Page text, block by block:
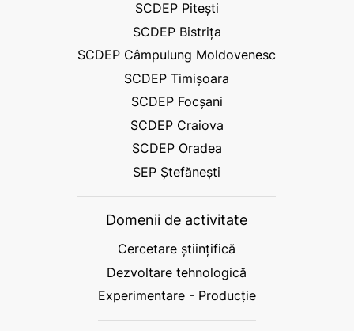
SCDEP Pitești
SCDEP Bistrița
SCDEP Câmpulung Moldovenesc
SCDEP Timișoara
SCDEP Focșani
SCDEP Craiova
SCDEP Oradea
SEP Ștefănești
Domenii de activitate
Cercetare științifică
Dezvoltare tehnologică
Experimentare - Producție